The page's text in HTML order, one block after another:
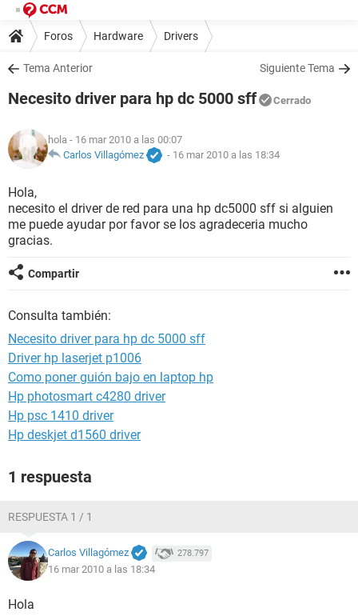
Foros Hardware Drivers
Tema Anterior Siguiente Tema
Necesito driver para hp dc 5000 sff Cerrado
hola - 16 mar 2010 a las 00:07
Carlos Villagómez
- 16 mar 2010 a las 18:34
Hola,
necesito el driver de red para una hp dc5000 sff si alguien
me puede ayudar por favor se los agradeceria mucho
gracias.
Compartir
Consulta también:
Necesito driver para hp dc 5000 sff
Driver hp laserjet p1006
Como poner guión bajo en laptop hp
Hp photosmart c4280 driver
Hp psc 1410 driver
Hp deskjet d1560 driver
1 respuesta
RESPUESTA 1 / 1
Carlos Villagómez 278.797
16 mar 2010 a las 18:34
Hola